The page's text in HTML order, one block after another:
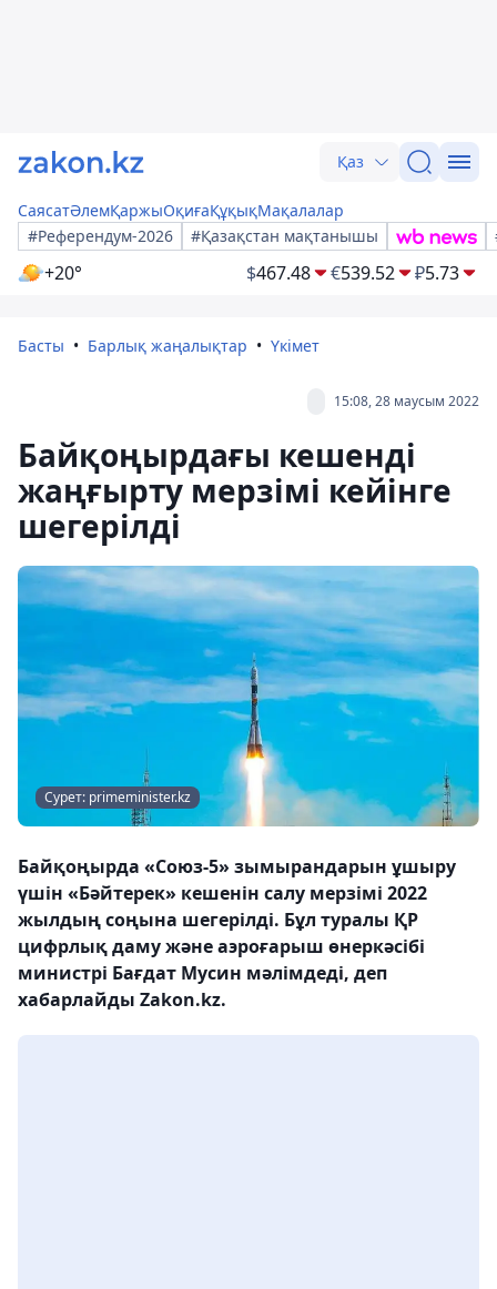
Қаз
СаясатӘлемҚаржыОқиғаҚұқықМақалалар
#Референдум-2026
#Қазақстан мақтанышы
+20° $467.48 €539.52 ₽5.73
Басты Барлық жаңалықтар Үкімет
15:08, 28 маусым 2022
Байқоңырдағы кешенді
жаңғырту мерзімі кейінге
шегерілді
Сурет: primeminister.kz
Байқоңырда «Союз-5» зымырандарын ұшыру
үшін «Бәйтерек» кешенін салу мерзімі 2022
жылдың соңына шегерілді. Бұл туралы ҚР
цифрлық даму және аэроғарыш өнеркәсібі
министрі Бағдат Мусин мәлімдеді, деп
хабарлайды Zakon.kz.